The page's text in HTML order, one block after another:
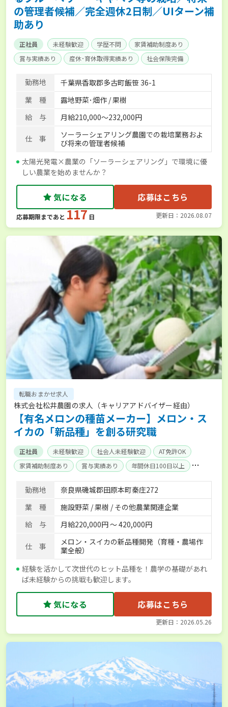
の管理者候補／完全週休2日制／UIターン補
助あり
正社員 未経験歓迎 学歴不問
家賃補助制度あり
賞与実績あり
産休･育休取得実績あり 社会保険完備
勤務地
千葉県香取郡多古町飯笹 36-1
業 種
露地野菜･畑作 / 果樹
給 与
月給210,000～232,000円
仕 事
ソーラーシェアリング農園での栽培業務およ
び将来の管理者候補
太陽光発電×農業の「ソーラーシェアリング」で環境に優
しい農業を始めませんか？
気になる 応募はこちら
応募期限まであと 117 日 更新日：2026.08.07
転職おまかせ求人
株式会社松井農園の求人（キャリアアドバイザー経由）
【有名メロンの種苗メーカー】メロン・ス
イカの「新品種」を創る研究職
正社員 未経験歓迎 社会人未経験歓迎
AT免許OK
家賃補助制度あり
賞与実績あり
年間休日100日以上
産休･育休取得実績あり 社会保険完備
勤務地
奈良県磯城郡田原本町秦庄272
業 種
施設野菜 / 果樹 / その他農業関連企業
給 与
月給220,000円 〜 420,000円
仕 事
メロン・スイカの新品種開発（育種・農場作
業全般）
経験を活かして次世代のヒット品種を！農学の基礎があれ
ば未経験からの挑戦も歓迎します。
気になる 応募はこちら
更新日：2026.05.26